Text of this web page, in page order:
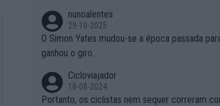
pado?
nunoalentes
29-10-2025
O Simon Yates mudou-se a época passada
ganhou o giro.
Cicloviajador
18-08-2024
Portanto, os ciclistas nem sequer correram